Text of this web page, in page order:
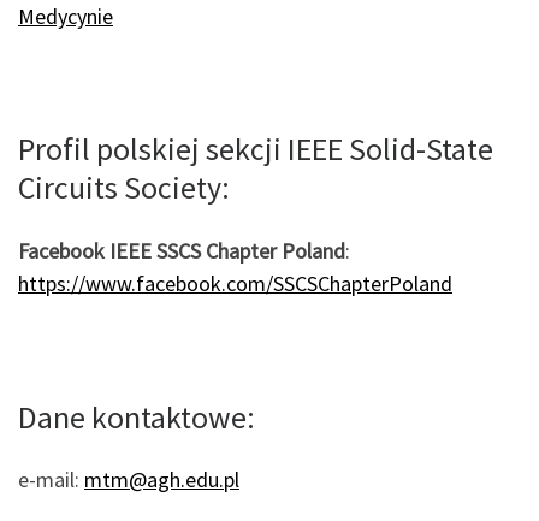
Medycynie
Profil polskiej sekcji IEEE Solid-State
Circuits Society:
Facebook IEEE SSCS Chapter Poland:
https://www.facebook.com/SSCSChapterPoland
Dane kontaktowe:
e-mail: mtm@agh.edu.pl